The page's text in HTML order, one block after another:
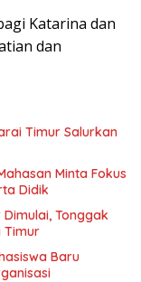
Katarina dan
dan
Timur Salurkan
Minta Fokus
Didik
Dimulai, Tonggak
Timur
Baru